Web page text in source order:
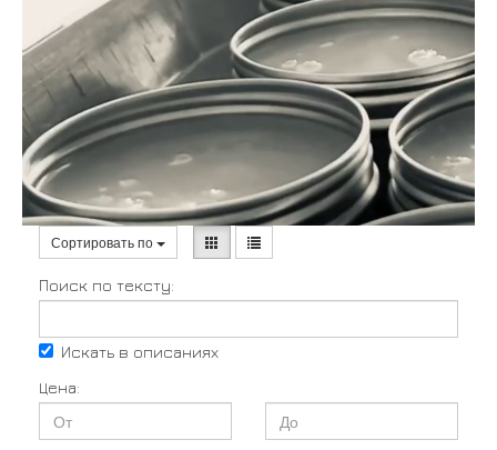
Сортировать по
Поиск по тексту:
Искать в описаниях
Цена: